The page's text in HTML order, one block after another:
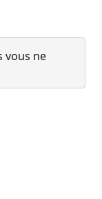
vous ne